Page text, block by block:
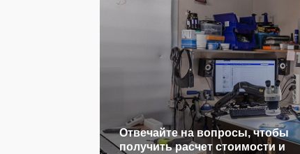
Отвечайте на вопросы, чтобы
получить расчет стоимости и